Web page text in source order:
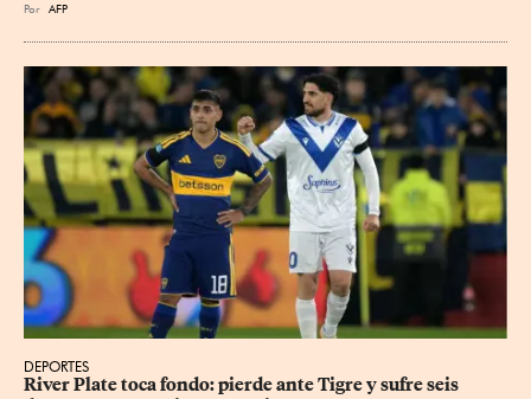
Por AFP
DEPORTES
River Plate toca fondo: pierde ante Tigre y sufre seis